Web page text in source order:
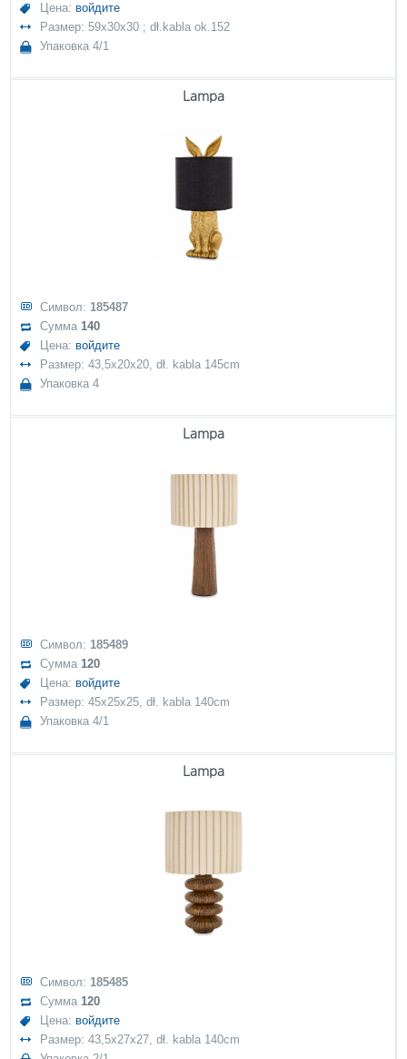
Цена: войдите
Размер: 59x30x30 ; dł.kabla ok.152
Упаковка 4/1
Lampa
Символ: 185487
Сумма140
Цена: войдите
Размер: 43,5x20x20, dł. kabla 145cm
Упаковка 4
Lampa
Символ: 185489
Сумма120
Цена: войдите
Размер: 45x25x25, dł. kabla 140cm
Упаковка 4/1
Lampa
Символ: 185485
Сумма120
Цена: войдите
Размер: 43,5x27x27, dł. kabla 140cm